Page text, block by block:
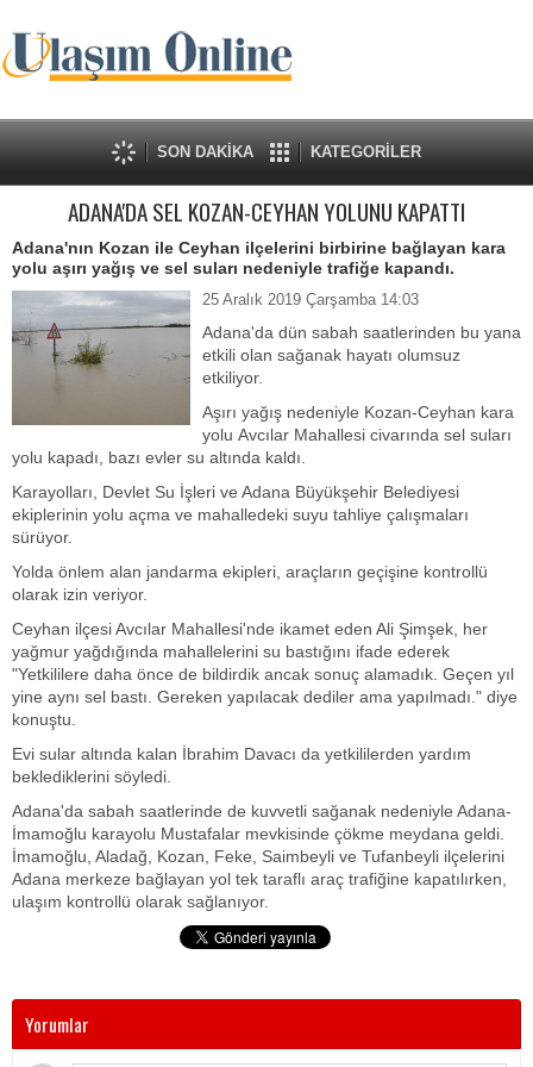
SON DAKİKA KATEGORİLER
ADANA'DA SEL KOZAN-CEYHAN YOLUNU KAPATTI
Adana'nın Kozan ile Ceyhan ilçelerini birbirine bağlayan kara
yolu aşırı yağış ve sel suları nedeniyle trafiğe kapandı.
25 Aralık 2019 Çarşamba 14:03
Adana'da dün sabah saatlerinden bu yana
etkili olan sağanak hayatı olumsuz
etkiliyor.
Aşırı yağış nedeniyle Kozan-Ceyhan kara
yolu Avcılar Mahallesi civarında sel suları
yolu kapadı, bazı evler su altında kaldı.
Karayolları, Devlet Su İşleri ve Adana Büyükşehir Belediyesi
ekiplerinin yolu açma ve mahalledeki suyu tahliye çalışmaları
sürüyor.
Yolda önlem alan jandarma ekipleri, araçların geçişine kontrollü
olarak izin veriyor.
Ceyhan ilçesi Avcılar Mahallesi'nde ikamet eden Ali Şimşek, her
yağmur yağdığında mahallelerini su bastığını ifade ederek
"Yetkililere daha önce de bildirdik ancak sonuç alamadık. Geçen yıl
yine aynı sel bastı. Gereken yapılacak dediler ama yapılmadı." diye
konuştu.
Evi sular altında kalan İbrahim Davacı da yetkililerden yardım
beklediklerini söyledi.
Adana'da sabah saatlerinde de kuvvetli sağanak nedeniyle Adana-
İmamoğlu karayolu Mustafalar mevkisinde çökme meydana geldi.
İmamoğlu, Aladağ, Kozan, Feke, Saimbeyli ve Tufanbeyli ilçelerini
Adana merkeze bağlayan yol tek taraflı araç trafiğine kapatılırken,
ulaşım kontrollü olarak sağlanıyor.
Yorumlar